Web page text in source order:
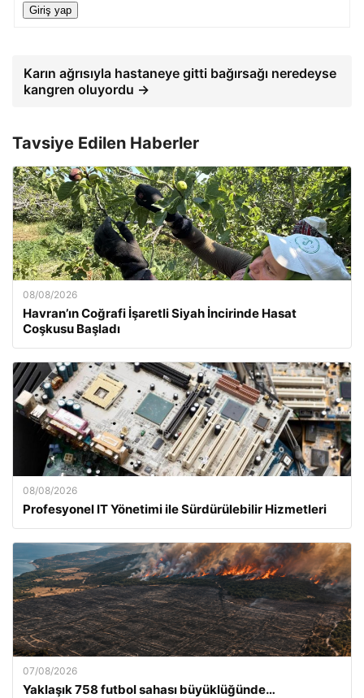
Giriş yap
Karın ağrısıyla hastaneye gitti bağırsağı neredeyse
kangren oluyordu →
Tavsiye Edilen Haberler
08/08/2026
Havran’ın Coğrafi İşaretli Siyah İncirinde Hasat
Coşkusu Başladı
08/08/2026
Profesyonel IT Yönetimi ile Sürdürülebilir Hizmetleri
07/08/2026
Yaklaşık 758 futbol sahası büyüklüğünde…